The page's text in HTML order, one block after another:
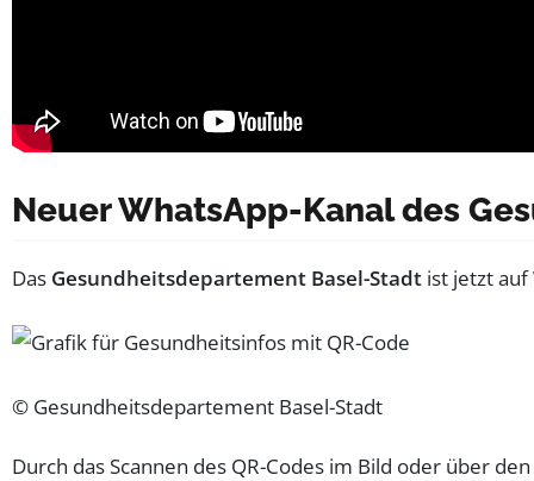
Neuer WhatsApp-Kanal des
Das Gesundheitsdepartement Basel-Stadt ist jetzt auf
© Gesundheitsdepartement Basel-Stadt
Durch das Scannen des QR-Codes im Bild oder über